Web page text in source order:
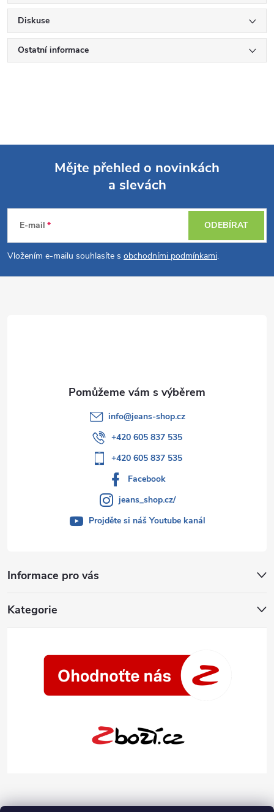
Diskuse
Ostatní informace
p
a
Mějte přehled o novinkách
a slevách
E-mail
Vložením e-mailu souhlasíte s obchodními podmínkami.
ODEBÍRAT
Informace pro vás
Kategorie
info@jeans-shop.cz
+420 605 837 535
+420 605 837 535
Facebook
jeans_shop.cz/
Projděte si náš Youtube kanál